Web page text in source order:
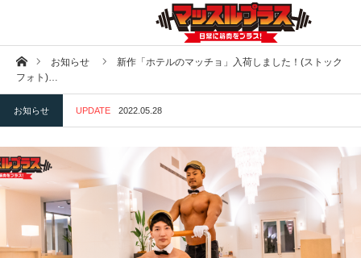
ホームお知らせ
新作「ホテルのマッチョ」入荷しました！(ストック
フォト)…
お知らせ UPDATE 2022.05.28